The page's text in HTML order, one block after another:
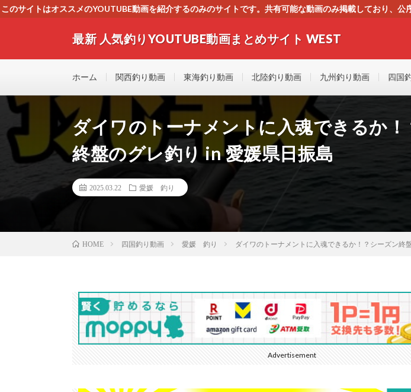
このサイトはオススメのYOUTUBE動画を紹介するのみのサイトです。共有可能な動画のみ掲載しており、
最新 人気釣りYOUTUBE動画まとめサイト WEST
す！！
ホーム 関西釣り動画 東海釣り動画 北陸釣り動画 九州釣り動画 四国
ダイワのトーナメントに入魂できるか！
終盤のグレ釣り in 愛媛県日振島
2025.03.22 愛媛 釣り
HOME 四国釣り動画 愛媛 釣り ダイワのトーナメントに入魂できるか！？シーズン終
Advertisement